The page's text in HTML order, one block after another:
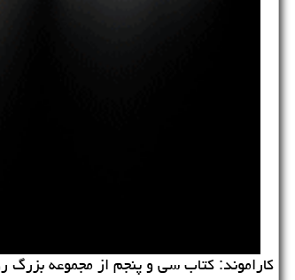
كاراموند: كتاب سی و پنجم از مجموعه